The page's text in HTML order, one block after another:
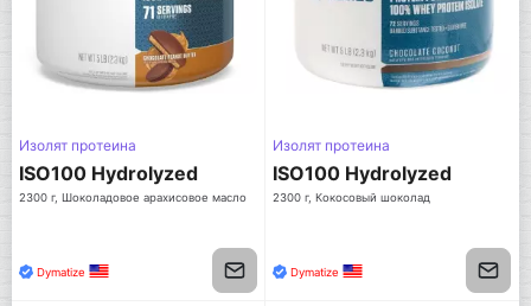
Изолят протеина
ISO100 Hydrolyzed
2300 г, Шоколадовое арахисовое масло
Dymatize
Изолят протеина
ISO100 Hydrolyzed
2300 г, Кокосовый шоколад
Dymatize